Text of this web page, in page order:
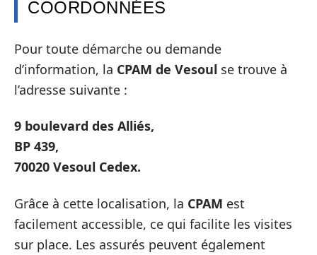
COORDONNÉES
Pour toute démarche ou demande
d’information, la CPAM de Vesoul se trouve à
l’adresse suivante :
9 boulevard des Alliés,
BP 439,
70020 Vesoul Cedex.
Grâce à cette localisation, la CPAM est
facilement accessible, ce qui facilite les visites
sur place. Les assurés peuvent également